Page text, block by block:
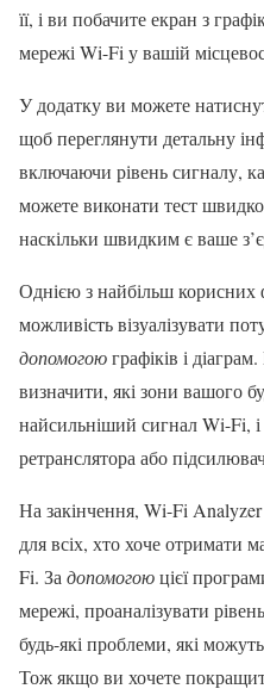
її, і ви побачите екран з
мережі Wi-Fi у вашій
У додатку ви можете
щоб переглянути детальну
включаючи рівень сигналу,
можете виконати тест
наскільки швидким є ваше
Однією з найбільш
можливість візуалізувати
допомогоюграфіків і
визначити, які зони вашого
найсильніший сигнал Wi-Fi,
ретранслятора або
На закінчення, Wi-Fi
для всіх, хто хоче отримати
Fi. За допомогоюцієї
мережі, проаналізувати
будь-які проблеми, які
Тож якщо ви хочете